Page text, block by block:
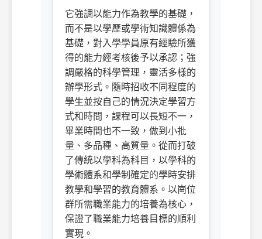
它強調以能力作為教學的基礎，
而不是以學歷或學術知識體係為
基礎，對入學學員原有經驗所獲
得的能力經考核後予以承認；強
調嚴格的科學管理，靈活多樣的
辦學形式。隨時招收不同程度的
學生並按自己的情況決定學習方
式和時間，課程可以長短不一，
畢業時間也不一致，做到小批
量、多品種、高質量。從而打破
了傳統以學科為科目，以學科的
學術體系和學制確定的學時安排
教學和學習的教育體系。以崗位
群所需職業能力的培養為核心，
保證了職業能力培養目標的順利
實現。